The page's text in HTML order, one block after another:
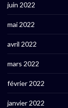
juin 2022
mai 2022
avril 2022
mars 2022
février 2022
janvier 2022